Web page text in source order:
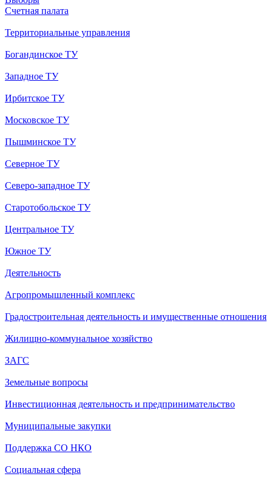
Счетная палата
Территориальные управления
Богандинское ТУ
Западное ТУ
Ирбитское ТУ
Московское ТУ
Пышминское ТУ
Северное ТУ
Северо-западное ТУ
Старотобольское ТУ
Центральное ТУ
Южное ТУ
Деятельность
Агропромышленный комплекс
Градостроительная деятельность и имущественные отношения
Жилищно-коммунальное хозяйство
ЗАГС
Земельные вопросы
Инвестиционная деятельность и предпринимательство
Муниципальные закупки
Поддержка СО НКО
Социальная сфера